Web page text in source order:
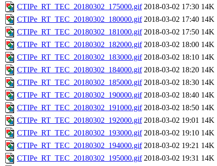
CTIPe_RT_TEC_20180302_175000.gif 2018-03-02 17:30 14K
CTIPe_RT_TEC_20180302_180000.gif 2018-03-02 17:40 14K
CTIPe_RT_TEC_20180302_181000.gif 2018-03-02 17:50 14K
CTIPe_RT_TEC_20180302_182000.gif 2018-03-02 18:00 14K
CTIPe_RT_TEC_20180302_183000.gif 2018-03-02 18:10 14K
CTIPe_RT_TEC_20180302_184000.gif 2018-03-02 18:20 14K
CTIPe_RT_TEC_20180302_185000.gif 2018-03-02 18:30 14K
CTIPe_RT_TEC_20180302_190000.gif 2018-03-02 18:40 14K
CTIPe_RT_TEC_20180302_191000.gif 2018-03-02 18:50 14K
CTIPe_RT_TEC_20180302_192000.gif 2018-03-02 19:01 14K
CTIPe_RT_TEC_20180302_193000.gif 2018-03-02 19:10 14K
CTIPe_RT_TEC_20180302_194000.gif 2018-03-02 19:21 14K
CTIPe_RT_TEC_20180302_195000.gif 2018-03-02 19:31 14K